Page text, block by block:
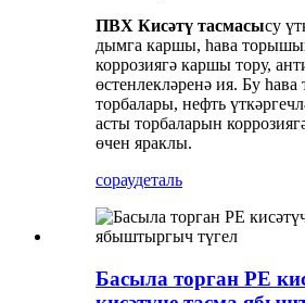
ПВХ Кисәтү тасмасысу
дымга каршы, һава
коррозиягә каршы тору,
өстенлекләренә ия. Бу һава
торбалары, нефть
асты торбаларын
өчен яраклы.
сораудеталь
Басыла торган PE